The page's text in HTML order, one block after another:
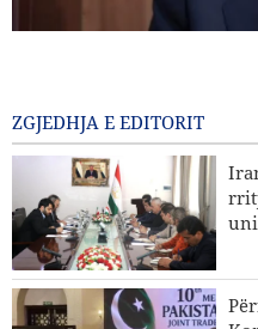
Sulme ajrore dhe
në jug të Libanit
Eksperti iranian i çështjeve
Iranit në lidhje me
ndryshuar
ZGJEDHJA E EDITORIT